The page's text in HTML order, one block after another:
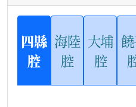
四縣
腔
海陸
腔
大埔
腔